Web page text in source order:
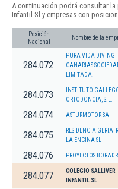
A continuación podrá consultar
Infantil Sl y empresas con
Posición
Nacional
Nombre de la
284.072
PURA VIDA DIVING
CANARIAS
LIMITADA.
284.073
INSTITUTO
ORTODONCIA, S.L.
284.074 ASTURMOTOR SA
284.075
RESIDENCIA
LA ENCINA SL
284.076 PROYECTOS BORADRI
284.077
COLEGIO SALLIVER
INFANTIL SL